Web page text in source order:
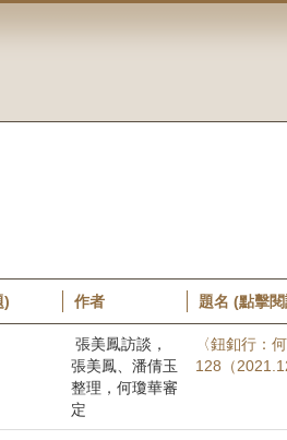
) 作者 題名 (點擊
張美鳳訪談，
張美鳳、潘倩玉
整理，何瓊華審
定
〈鈕釦行：
128（